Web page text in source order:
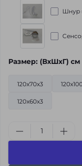
Шнур
Размер: (ВхШхГ) см
120x70x3
120x60x3